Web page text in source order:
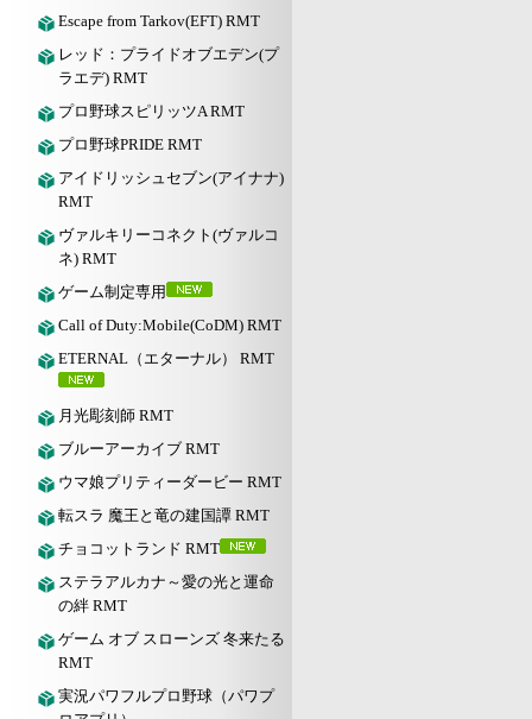
Escape from Tarkov(EFT) RMT
レッド：プライドオブエデン(プ
ラエデ) RMT
プロ野球スピリッツA RMT
プロ野球PRIDE RMT
アイドリッシュセブン(アイナナ)
RMT
ヴァルキリーコネクト(ヴァルコ
ネ) RMT
ゲーム制定専用
Call of Duty:Mobile(CoDM) RMT
ETERNAL（エターナル） RMT
月光彫刻師 RMT
ブルーアーカイブ RMT
ウマ娘プリティーダービー RMT
転スラ 魔王と竜の建国譚 RMT
チョコットランド RMT
ステラアルカナ～愛の光と運命
の絆 RMT
ゲーム オブ スローンズ 冬来たる
RMT
実況パワフルプロ野球（パワプ